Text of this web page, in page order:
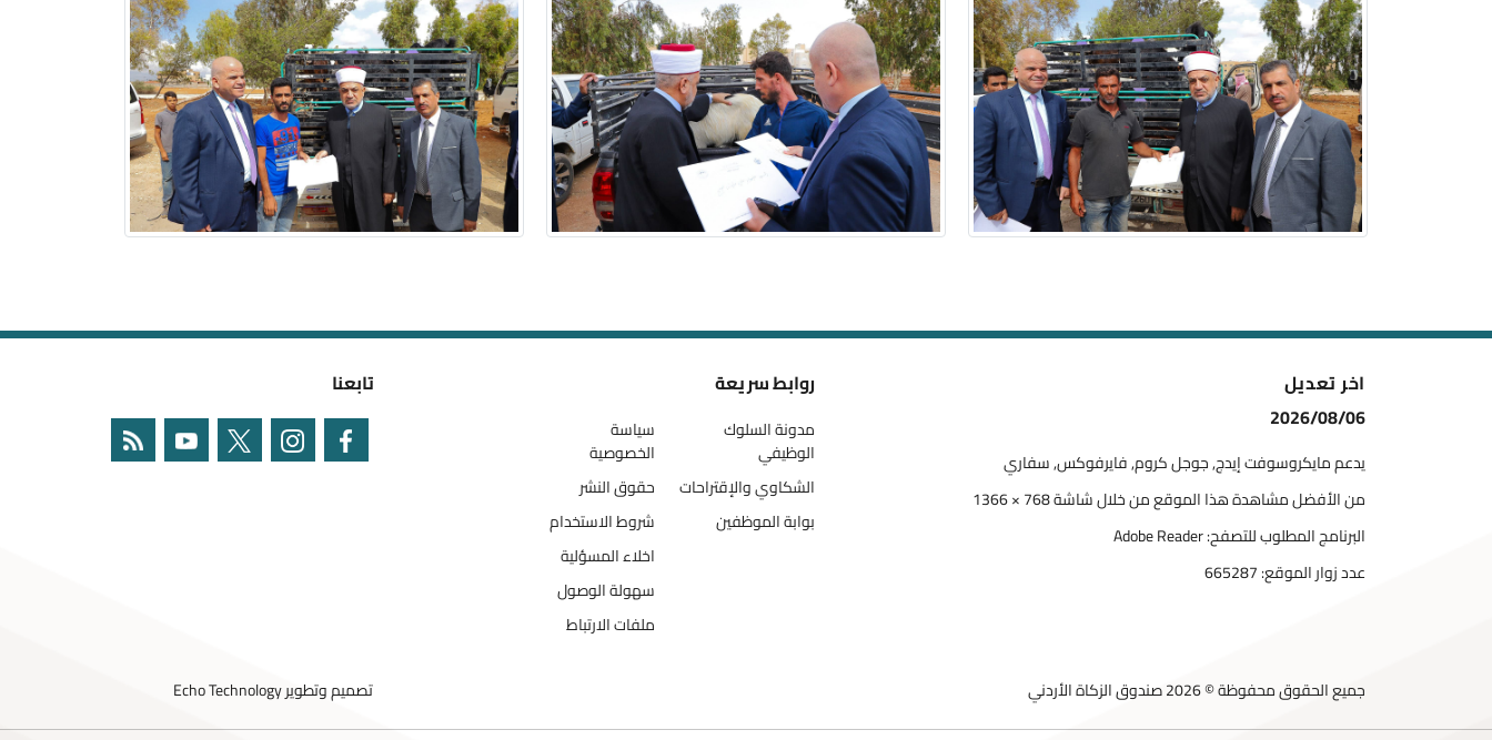
اخر تعديل
2026/08/06
يدعم مايكروسوفت إيدج, جوجل كروم, فايرفوكس, سفاري
من الأفضل مشاهدة هذا الموقع من خلال شاشة 768 × 1366
البرنامج المطلوب للتصفح: Adobe Reader
عدد زوار الموقع:665287
روابط سريعة
مدونة السلوك
الوظيفي
الشكاوي والإقتراحات
بوابة الموظفين
سياسة
الخصوصية
حقوق النشر
شروط الاستخدام
اخلاء المسؤلية
سهولة الوصول
ملفات الارتباط
تابعنا
جميع الحقوق محفوظة © 2026 صندوق الزكاة الأردني تصميم وتطويرEcho Technology